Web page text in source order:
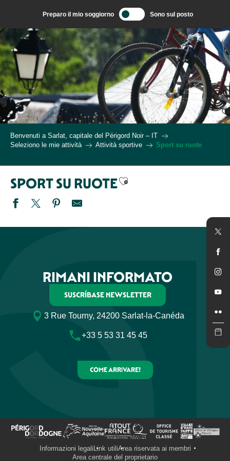
contenu
principal
Preparo il mio soggiorno Sono sul posto
Benvenuti a Sarlat, capitale del Périgord Noir – IT
Seleziono le mie attività
Attività sportive Sport su ruote
SPORT SU RUOTEAjouter aux favoris
Eco Rando 24
Rando Quad Périgord
Garden Karting
Fabrice Loisirs
Heritage Moto Rent
RIMANI INFORMATO
SUSCRÍBASE NEWSLETTER
3 Rue Tourny, 24200 Sarlat-la-Canéda
+33 5 53 31 45 45
COME ARRIVARE?
Informazioni legali Link utiliArea riservata ai membri
Area centrale del proprietario